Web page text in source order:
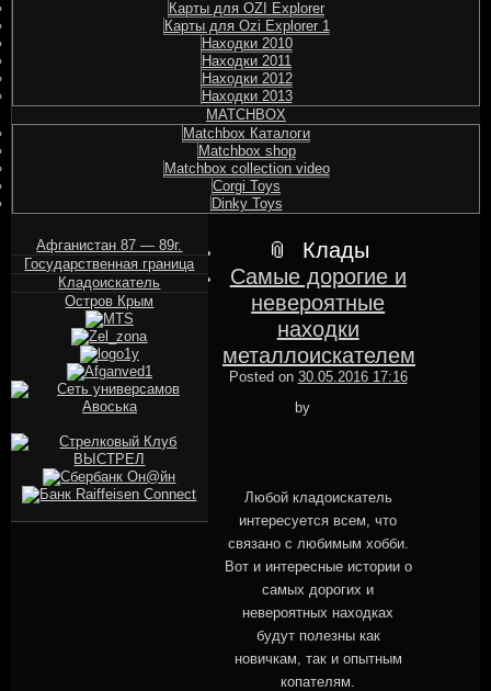
Карты для OZI Explorer
Карты для Ozi Explorer 1
Находки 2010
Находки 2011
Находки 2012
Находки 2013
MATCHBOX
Matchbox Каталоги
Matchbox shop
Matchbox collection video
Corgi Toys
Dinky Toys
Клады
Самые дорогие и
невероятные
находки
металлоискателем
Posted on 30.05.2016 17:16
by
Любой кладоискатель
интересуется всем, что
связано с любимым хобби.
Вот и интересные истории о
самых дорогих и
невероятных находках
будут полезны как
новичкам, так и опытным
копателям.
Афганистан 87 — 89г.
Государственная граница
Кладоискатель
Остров Крым